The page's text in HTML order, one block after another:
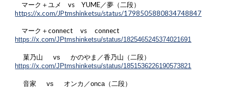
マーク＋ユメ vs YUME／夢（二段）
https://x.com/JPtmshinketsu/status/1798505880834748847
マーク＋connect vs connect
https://x.com/JPtmshinketsu/status/1825465245374021691
菓乃山 vs かのやま／香乃山（二段）
https://x.com/JPtmshinketsu/status/1851536226190573821
音家 vs オンカ／onca（二段）